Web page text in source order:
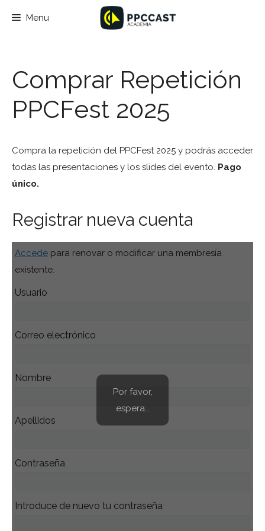
Menu
Comprar Repetición
PPCFest 2025
Compra la repetición del PPCFest 2025 y podrás acceder
todas las presentaciones y los slides del evento. Pago
único.
Registrar nueva cuenta
Accede para renovar o modificar una membresía
existente.
Usuario
Correo electrónico
Nombre
Apellidos
Contraseña
Introduce de nuevo tu contraseña
Por favor,
espera…